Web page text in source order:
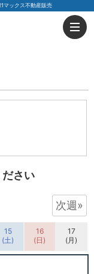
マックス不動産販売
さい
次週»
15
(土)
16
(日)
17
(月)